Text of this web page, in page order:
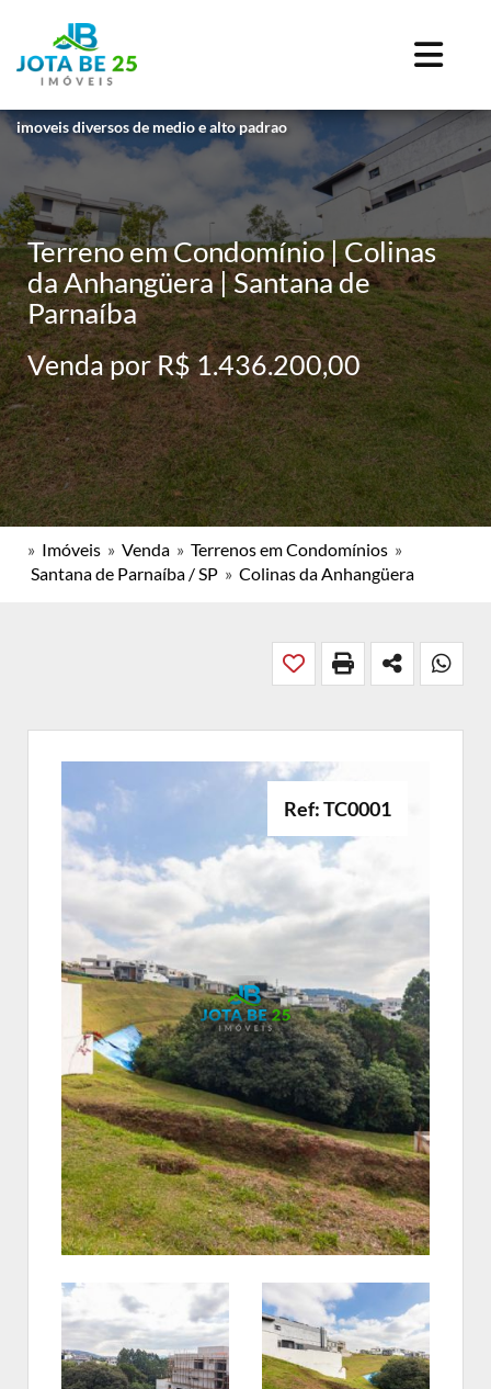
imoveis diversos de medio e alto padrao
Terreno em Condomínio | Colinas
da Anhangüera | Santana de
Parnaíba
Venda por R$ 1.436.200,00
» Imóveis » Venda » Terrenos em Condomínios »
Santana de Parnaíba / SP » Colinas da Anhangüera
Ref: TC0001